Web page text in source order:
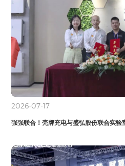
2026-07-17
强强联合！壳牌充电与盛弘股份联合实验